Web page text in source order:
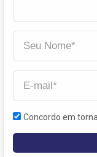
Concordo em